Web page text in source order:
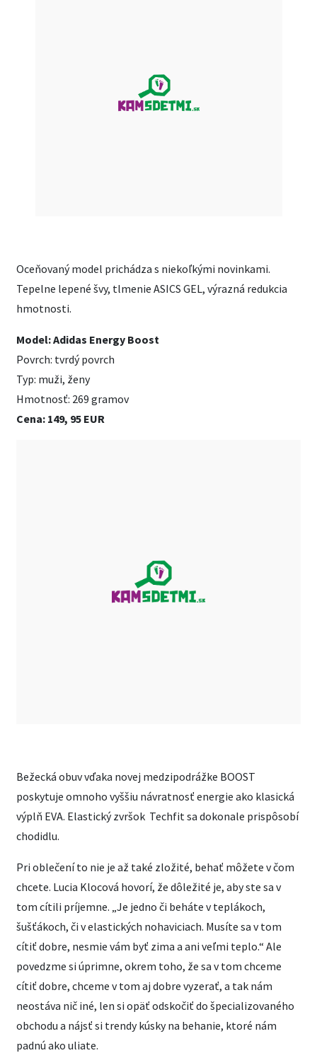
Oceňovaný model prichádza s niekoľkými novinkami.
Tepelne lepené švy, tlmenie ASICS GEL, výrazná redukcia
hmotnosti.
Model: Adidas Energy Boost
Povrch: tvrdý povrch
Typ: muži, ženy
Hmotnosť: 269 gramov
Cena: 149, 95 EUR
Bežecká obuv vďaka novej medzipodrážke BOOST
poskytuje omnoho vyššiu návratnosť energie ako klasická
výplň EVA. Elastický zvršok Techfit sa dokonale prispôsobí
chodidlu.
Pri oblečení to nie je až také zložité, behať môžete v čom
chcete. Lucia Klocová hovorí, že dôležité je, aby ste sa v
tom cítili príjemne. „Je jedno či beháte v teplákoch,
šušťákoch, či v elastických nohaviciach. Musíte sa v tom
cítiť dobre, nesmie vám byť zima a ani veľmi teplo.“ Ale
povedzme si úprimne, okrem toho, že sa v tom chceme
cítiť dobre, chceme v tom aj dobre vyzerať, a tak nám
neostáva nič iné, len si opäť odskočiť do špecializovaného
obchodu a nájsť si trendy kúsky na behanie, ktoré nám
padnú ako uliate.